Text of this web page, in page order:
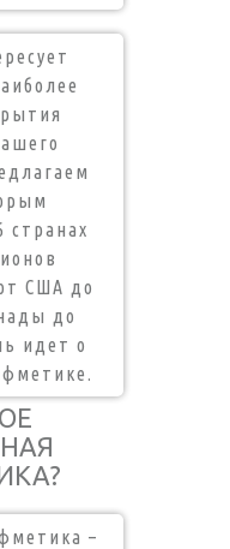
странах
США до
до
идет о
–